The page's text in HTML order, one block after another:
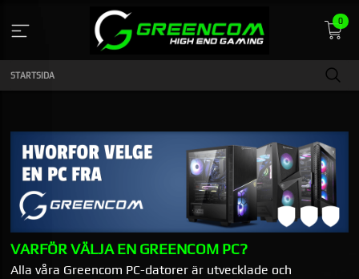
innehåll
0
STARTSIDA
​VARFÖR VÄLJA EN GREENCOM PC?
Alla våra Greencom PC-datorer är utvecklade och